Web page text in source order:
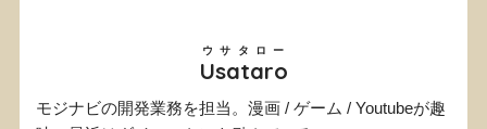
Usataro
ウサタロー
モジナビの開発業務を担当。漫画 / ゲーム / Youtubeが趣